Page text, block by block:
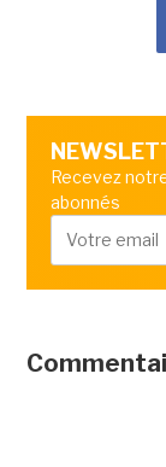
Recevez
abonnés